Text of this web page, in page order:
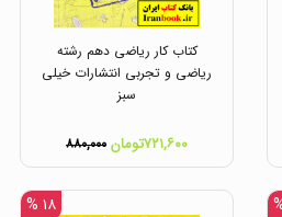
کتاب کار ریاضی دهم رشته
ریاضی و تجربی انتشارات خیلی
سبز
۷۲۱,۶۰۰تومان ۸۸۰,۰۰۰
۱۸ %